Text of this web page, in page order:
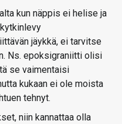
kun näppis ei helise ja
jäykkä, ei tarvitse
Ns. epoksigraniitti olisi
se vaimentaisi
kukaan ei ole moista
tehnyt.
niin kannattaa olla